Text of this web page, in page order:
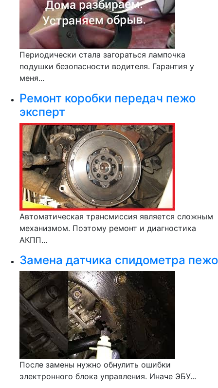
Периодически стала загораться лампочка
подушки безопасности водителя. Гарантия у
меня...
Ремонт коробки передач пежо
эксперт
Автоматическая трансмиссия является сложным
механизмом. Поэтому ремонт и диагностика
АКПП...
Замена датчика спидометра пежо
После замены нужно обнулить ошибки
электронного блока управления. Иначе ЭБУ...